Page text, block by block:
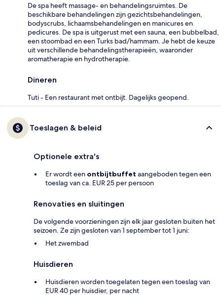
De spa heeft massage- en behandelingsruimtes. De
beschikbare behandelingen zijn gezichtsbehandelingen,
bodyscrubs, lichaamsbehandelingen en manicures en
pedicures. De spa is uitgerust met een sauna, een bubbelbad,
een stoombad en een Turks bad/hammam. Je hebt de keuze
uit verschillende behandelingstherapieën, waaronder
aromatherapie en hydrotherapie.
Dineren
Tuti - Een restaurant met ontbijt. Dagelijks geopend.
Toeslagen & beleid
Optionele extra's
Er wordt een ontbijtbuffet aangeboden tegen een
toeslag van ca. EUR 25 per persoon
Renovaties en sluitingen
De volgende voorzieningen zijn elk jaar gesloten buiten het
seizoen. Ze zijn gesloten van 1 september tot 1 juni:
Het zwembad
Huisdieren
Huisdieren worden toegelaten tegen een toeslag van
EUR 40 per huisdier, per nacht